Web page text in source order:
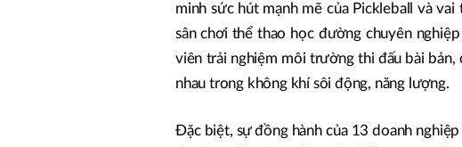
minh sức hút mạnh mẽ của Pickleball và
sân chơi thể thao học đường chuyên
viên trải nghiệm môi trường thi đấu bài
nhau trong không khí sôi động, năng lượng.
Đặc biệt, sự đồng hành của 13 doanh